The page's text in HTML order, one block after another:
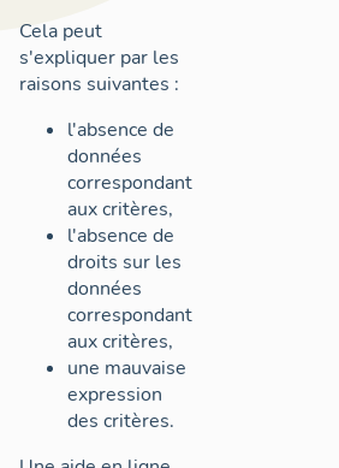
Cela peut
s'expliquer par les
raisons suivantes :
l'absence de
données
correspondant
aux critères,
l'absence de
droits sur les
données
correspondant
aux critères,
une mauvaise
expression
des critères.